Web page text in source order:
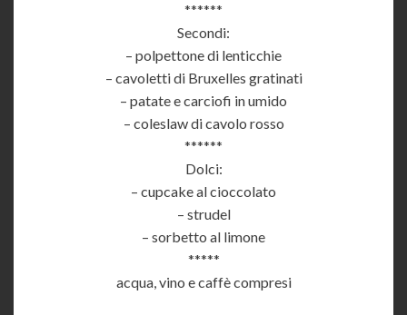
******
Secondi:
– polpettone di lenticchie
– cavoletti di Bruxelles gratinati
– patate e carciofi in umido
– coleslaw di cavolo rosso
******
Dolci:
– cupcake al cioccolato
– strudel
– sorbetto al limone
*****
acqua, vino e caffè compresi